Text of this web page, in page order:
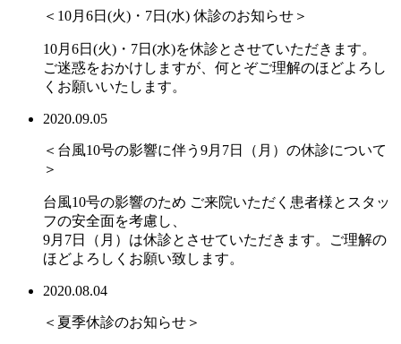
＜10月6日(火)・7日(水) 休診のお知らせ＞
10月6日(火)・7日(水)を休診とさせていただきます。
ご迷惑をおかけしますが、何とぞご理解のほどよろし
くお願いいたします。
2020.09.05
＜台風10号の影響に伴う9月7日（月）の休診について
＞
台風10号の影響のため ご来院いただく患者様とスタッ
フの安全面を考慮し、
9月7日（月）は休診とさせていただきます。ご理解の
ほどよろしくお願い致します。
2020.08.04
＜夏季休診のお知らせ＞